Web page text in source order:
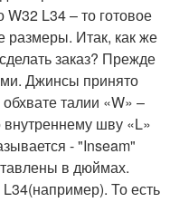
L34 – то готовое
размеры. Итак, как же
заказ? Прежде
Джинсы принято
талии «W» –
шву «L»
- "Inseam"
в дюймах.
То есть